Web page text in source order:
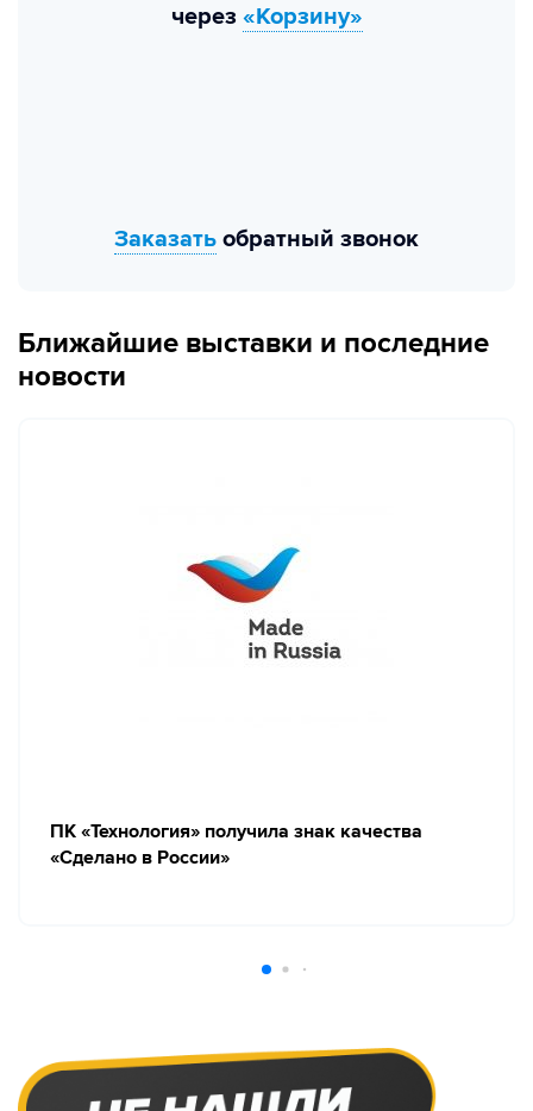
через «Корзину»
Заказать обратный звонок
Ближайшие выставки и последние
новости
ПК «Технология» получила знак качества
«Сделано в России»